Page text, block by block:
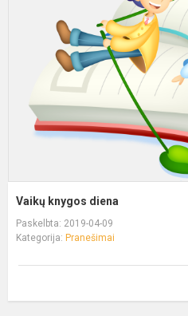
Vaikų knygos diena
Paskelbta: 2019-04-09
Kategorija: Pranešimai